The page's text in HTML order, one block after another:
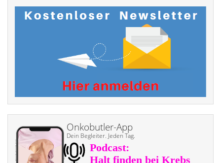
Onkobutler-App
Dein Begleiter. Jeden Tag.